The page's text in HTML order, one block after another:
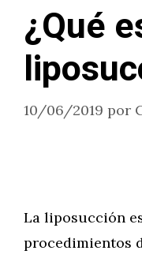
¿Qué
10/06/2019 por
La liposucción
procedimientos